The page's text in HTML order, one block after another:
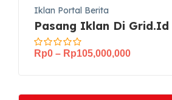
Iklan Portal Berita
Pasang Iklan Di Grid.id
Rp0 – Rp105,000,000